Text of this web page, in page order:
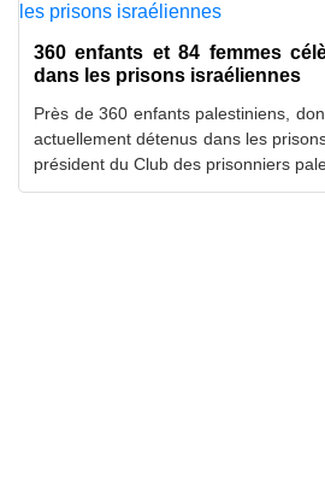
360 enfants et 84 femmes
dans les prisons israéliennes
Près de 360 enfants palestiniens,
actuellement détenus dans les
président du Club des prisonniers